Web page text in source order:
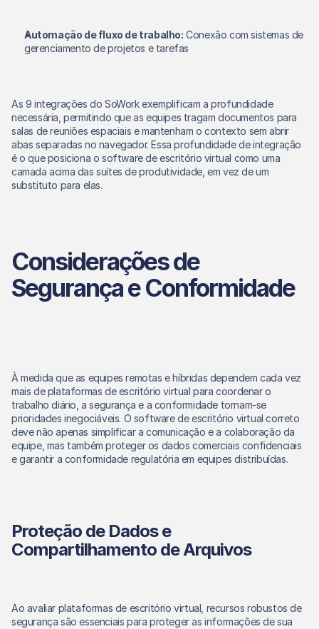
Automação de fluxo de trabalho: Conexão com sistemas de
gerenciamento de projetos e tarefas
As 9 integrações do SoWork exemplificam a profundidade
necessária, permitindo que as equipes tragam documentos para
salas de reuniões espaciais e mantenham o contexto sem abrir
abas separadas no navegador. Essa profundidade de integração
é o que posiciona o software de escritório virtual como uma
camada acima das suítes de produtividade, em vez de um
substituto para elas.
Considerações de
Segurança e Conformidade
À medida que as equipes remotas e híbridas dependem cada vez
mais de plataformas de escritório virtual para coordenar o
trabalho diário, a segurança e a conformidade tornam-se
prioridades inegociáveis. O software de escritório virtual correto
deve não apenas simplificar a comunicação e a colaboração da
equipe, mas também proteger os dados comerciais confidenciais
e garantir a conformidade regulatória em equipes distribuídas.
Proteção de Dados e
Compartilhamento de Arquivos
Ao avaliar plataformas de escritório virtual, recursos robustos de
segurança são essenciais para proteger as informações de sua